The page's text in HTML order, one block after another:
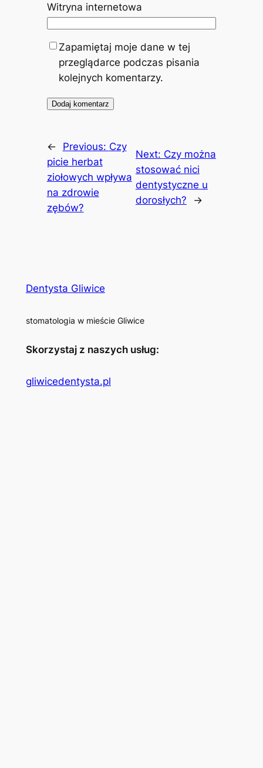
Witryna internetowa
Zapamiętaj moje dane w tej
przeglądarce podczas pisania
kolejnych komentarzy.
← Previous: Czy
picie herbat
ziołowych wpływa
na zdrowie
zębów?
Next: Czy można
stosować nici
dentystyczne u
dorosłych?
→
Dentysta Gliwice
stomatologia w mieście Gliwice
Skorzystaj z naszych usług:
gliwicedentysta.pl